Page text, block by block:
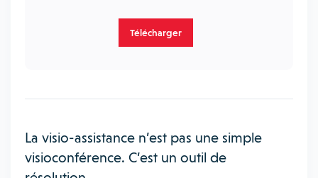
Télécharger
La visio-assistance n’est pas une simple
visioconférence. C’est un outil de